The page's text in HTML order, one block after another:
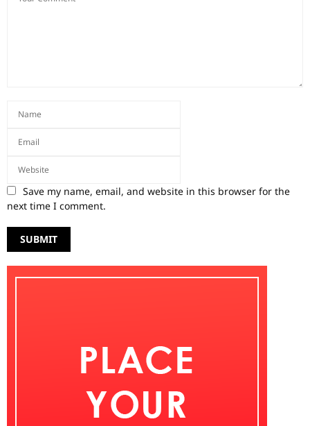
Save my name, email, and website in this browser for the
next time I comment.